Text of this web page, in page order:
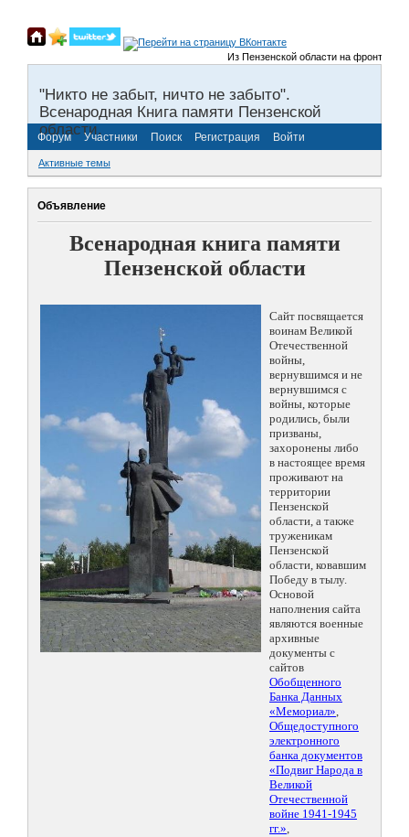
Из Пензенской области на фронты
"Никто не забыт, ничто не забыто".
Всенародная Книга памяти Пензенской
области.
Форум Участники Поиск Регистрация Войти
Активные темы
Объявление
Всенародная книга памяти
Пензенской области
Сайт посвящается
воинам Великой
Отечественной
войны,
вернувшимся и не
вернувшимся с
войны, которые
родились, были
призваны,
захоронены либо
в настоящее время
проживают на
территории
Пензенской
области, а также
труженикам
Пензенской
области, ковавшим
Победу в тылу.
Основой
наполнения сайта
являются военные
архивные
документы с
сайтов
Обобщенного
Банка Данных
«Мемориал»,
Общедоступного
электронного
банка документов
«Подвиг Народа в
Великой
Отечественной
войне 1941-1945
гг.»,